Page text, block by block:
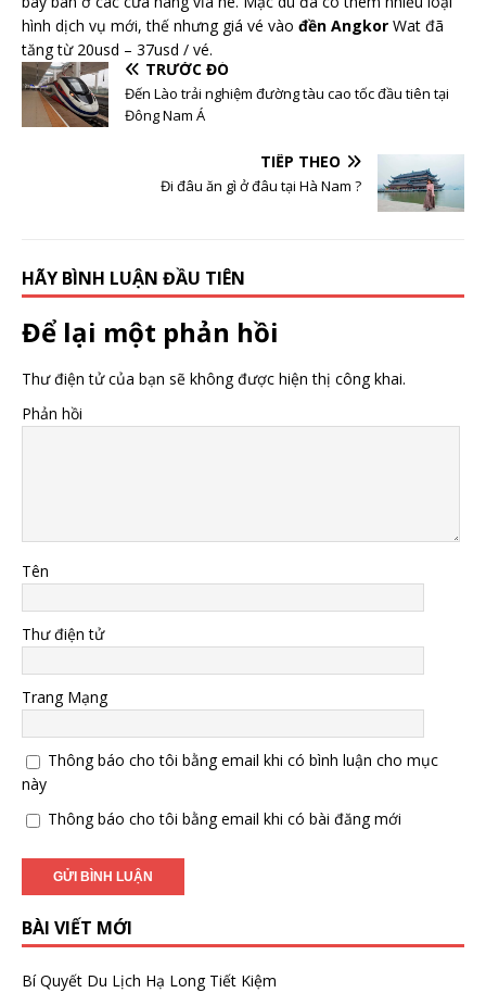
hình dịch vụ mới, thế nhưng giá vé vào đền Angkor Wat đã
tăng từ 20usd – 37usd / vé.
TRƯỚC ĐÓ
Đến Lào trải nghiệm đường tàu cao tốc đầu tiên tại
Đông Nam Á
TIẾP THEO
Đi đâu ăn gì ở đâu tại Hà Nam ?
HÃY BÌNH LUẬN ĐẦU TIÊN
Để lại một phản hồi
Thư điện tử của bạn sẽ không được hiện thị công khai.
Phản hồi
Tên
Thư điện tử
Trang Mạng
Thông báo cho tôi bằng email khi có bình luận cho mục
này
Thông báo cho tôi bằng email khi có bài đăng mới
BÀI VIẾT MỚI
Bí Quyết Du Lịch Hạ Long Tiết Kiệm